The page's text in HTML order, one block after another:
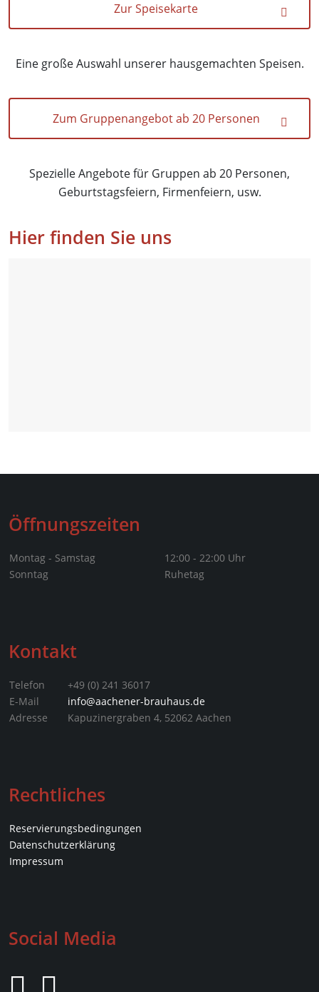
Zur Speisekarte
Eine große Auswahl unserer hausgemachten Speisen.
Zum Gruppenangebot ab 20 Personen
Spezielle Angebote für Gruppen ab 20 Personen,
Geburtstagsfeiern, Firmenfeiern, usw.
Hier finden Sie uns
Öffnungszeiten
Montag - Samstag
12:00 - 22:00 Uhr
Sonntag
Ruhetag
Kontakt
Telefon
+49 (0) 241 36017
E-Mail
info@aachener-brauhaus.de
Adresse
Kapuzinergraben 4, 52062 Aachen
Rechtliches
Reservierungsbedingungen
Datenschutz­erklärung
Impressum
Social Media